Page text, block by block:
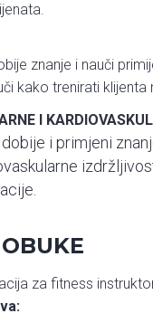
znanje i nauči
kako trenirati klijenta
I
i primjeni
za fitness